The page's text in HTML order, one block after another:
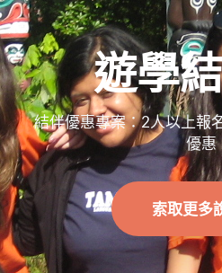
遊學
結伴優惠專案：2人以上報
優惠
索取更多